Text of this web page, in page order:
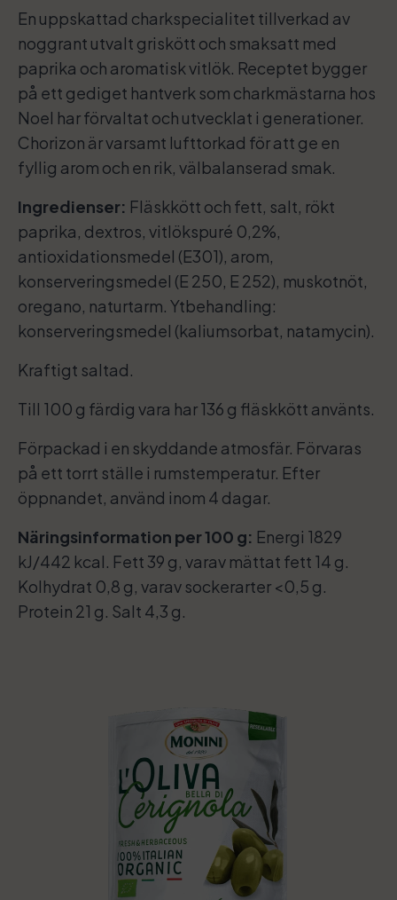
En uppskattad charkspecialitet tillverkad av
noggrant utvalt griskött och smaksatt med
paprika och aromatisk vitlök. Receptet bygger
på ett gediget hantverk som charkmästarna hos
Noel har förvaltat och utvecklat i generationer.
Chorizon är varsamt lufttorkad för att ge en
fyllig arom och en rik, välbalanserad smak.
Ingredienser: Fläskkött och fett, salt, rökt
paprika, dextros, vitlökspuré 0,2%,
antioxidationsmedel (E301), arom,
konserveringsmedel (E 250, E 252), muskotnöt,
oregano, naturtarm. Ytbehandling:
konserveringsmedel (kaliumsorbat, natamycin).
Kraftigt saltad.
Till 100 g färdig vara har 136 g fläskkött använts.
Förpackad i en skyddande atmosfär. Förvaras
på ett torrt ställe i rumstemperatur. Efter
öppnandet, använd inom 4 dagar.
Näringsinformation per 100 g: Energi 1829
kJ/442 kcal. Fett 39 g, varav mättat fett 14 g.
Kolhydrat 0,8 g, varav sockerarter <0,5 g.
Protein 21 g. Salt 4,3 g.